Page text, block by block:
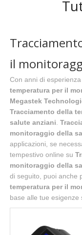
il
Con anni di
temperatura per il
Megastek
Tracciamento della
salute anziani
monitoraggio della
applicazioni, se
tempestivo online su
monitoraggio della
di seguito, puoi anche
temperatura per il
base alle tue esigenze